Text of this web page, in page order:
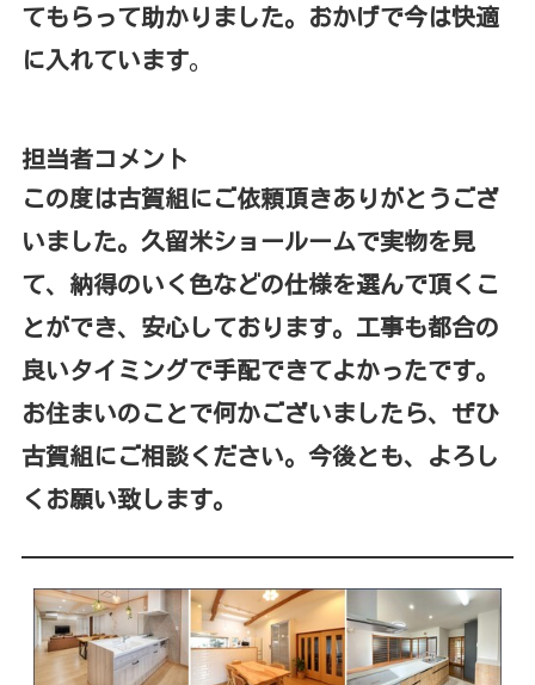
てもらって助かりました。おかげで今は快適
に入れています。
担当者コメント
この度は古賀組にご依頼頂きありがとうござ
いました。久留米ショールームで実物を見
て、納得のいく色などの仕様を選んで頂くこ
とができ、安心しております。工事も都合の
良いタイミングで手配できてよかったです。
お住まいのことで何かございましたら、ぜひ
古賀組にご相談ください。今後とも、よろし
くお願い致します。